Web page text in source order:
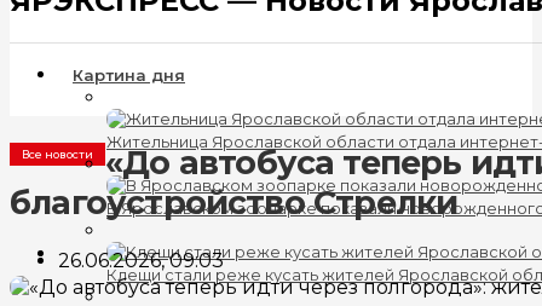
Картина дня
Жительница Ярославской области отдала
В Ярославском зоопарке показали
Клещи стали реже кусать жителей Ярославской
Все новости
«До автобуса теперь
благоустройство Стрелки
26.06.2026, 09:03